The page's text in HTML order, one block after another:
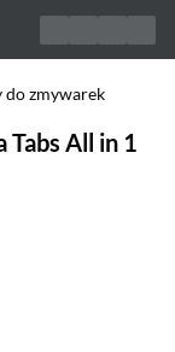
do zmywarek
All in 1